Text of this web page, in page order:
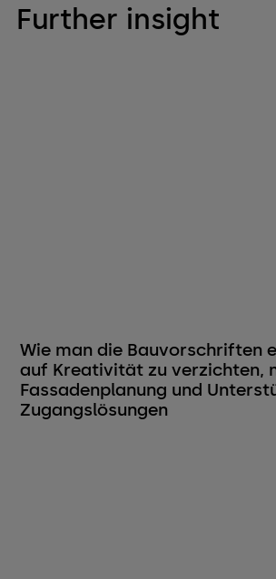
Further insight
Wie man die Bauvorschriften
auf Kreativität zu verzichten,
Fassadenplanung und
Zugangslösungen